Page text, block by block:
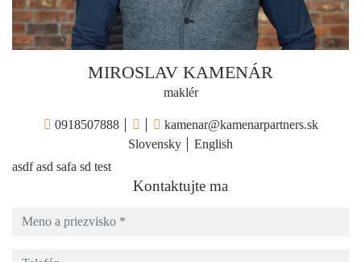
MIROSLAV KAMENÁR
maklér
0918507888
kamenar@kamenarpartners.sk
Slovensky
English
asdf asd safa sd test
Kontaktujte ma